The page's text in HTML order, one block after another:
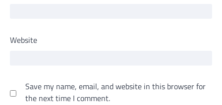
Website
Save my name, email, and website in this browser for
the next time I comment.